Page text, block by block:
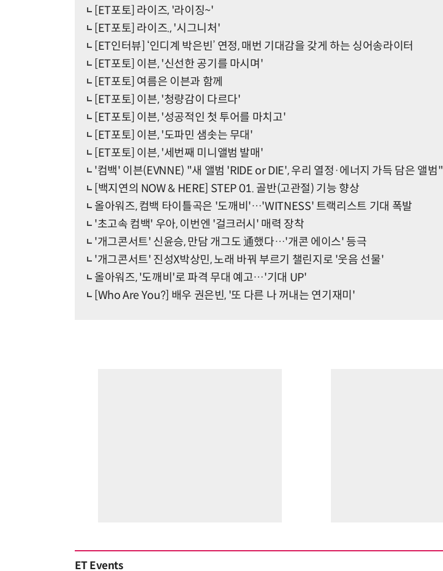
[ET포토] 라이즈, '라이징~'
[ET포토] 라이즈., '시그니처'
[ET인터뷰] ‘인디계 박은빈’ 연정, 매번 기대감을 갖게 하는 싱어송라이터
[ET포토] 이븐, '신선한 공기를 마시며'
[ET포토] 여름은 이븐과 함께
[ET포토] 이븐, '청량감이 다르다'
[ET포토] 이븐, '성공적인 첫 투어를 마치고'
[ET포토] 이븐, '도파민 샘솟는 무대'
[ET포토] 이븐, '세번째 미니앨범 발매'
'컴백' 이븐(EVNNE) "새 앨범 'RIDE or DIE', 우리 열정·에너지 가득 담은 앨범"
[백지연의 NOW & HERE] STEP 01. 골반(고관절) 기능 향상
올아워즈, 컴백 타이틀곡은 '도깨비'…'WITNESS' 트랙리스트 기대 폭발
'초고속 컴백' 우아, 이번엔 '걸크러시' 매력 장착
'개그콘서트' 신윤승, 만담 개그도 通했다…'개콘 에이스' 등극
'개그콘서트' 진성X박상민, 노래 바꿔 부르기 챌린지로 '웃음 선물'
올아워즈, '도깨비'로 파격 무대 예고…'기대 UP'
[Who Are You?] 배우 권은빈, '또 다른 나 꺼내는 연기재미'
ET Events